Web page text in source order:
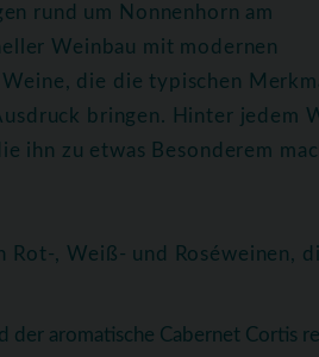
rund um Nonnenhorn am
Weinbau mit modernen
die die typischen
bringen. Hinter jedem
ihn zu etwas Besonderem
Rot-, Weiß- und Roséweinen,
der aromatische Cabernet Cortis